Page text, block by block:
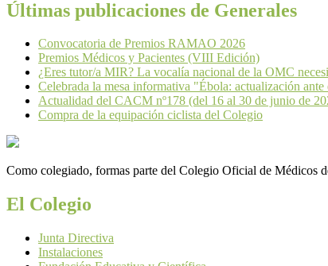
Últimas publicaciones de Generales
Convocatoria de Premios RAMAO 2026
Premios Médicos y Pacientes (VIII Edición)
¿Eres tutor/a MIR? La vocalía nacional de la OMC
Celebrada la mesa informativa "Ébola: actualización
Actualidad del CACM nº178 (del 16 al 30 de junio de
Compra de la equipación ciclista del Colegio
Como colegiado, formas parte del Colegio Oficial de Médicos
El Colegio
Junta Directiva
Instalaciones